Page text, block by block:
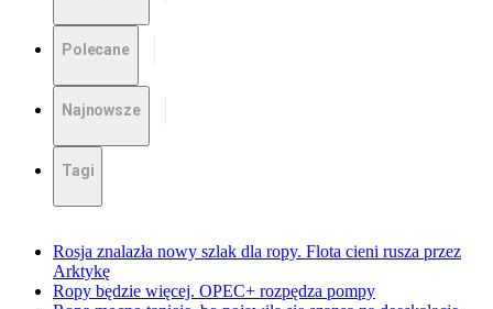
Polecane
Najnowsze
Tagi
Rosja znalazła nowy szlak dla ropy. Flota cieni rusza przez
Arktykę
Ropy będzie więcej. OPEC+ rozpędza pompy